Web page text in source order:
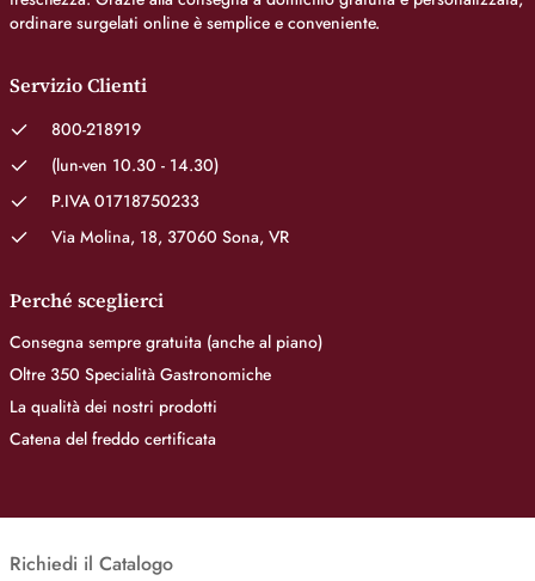
ordinare surgelati online è semplice e conveniente.
Servizio Clienti
800-218919
(lun-ven 10.30 - 14.30)
P.IVA 01718750233
Via Molina, 18, 37060 Sona, VR
Perché sceglierci
Consegna sempre gratuita (anche al piano)
Oltre 350 Specialità Gastronomiche
La qualità dei nostri prodotti
Catena del freddo certificata
Richiedi il Catalogo